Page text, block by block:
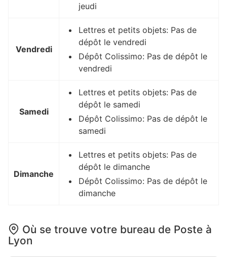
jeudi
Vendredi
Lettres et petits objets: Pas de
dépôt le vendredi
Dépôt Colissimo: Pas de dépôt le
vendredi
Samedi
Lettres et petits objets: Pas de
dépôt le samedi
Dépôt Colissimo: Pas de dépôt le
samedi
Dimanche
Lettres et petits objets: Pas de
dépôt le dimanche
Dépôt Colissimo: Pas de dépôt le
dimanche
Où se trouve votre bureau de Poste à
Lyon